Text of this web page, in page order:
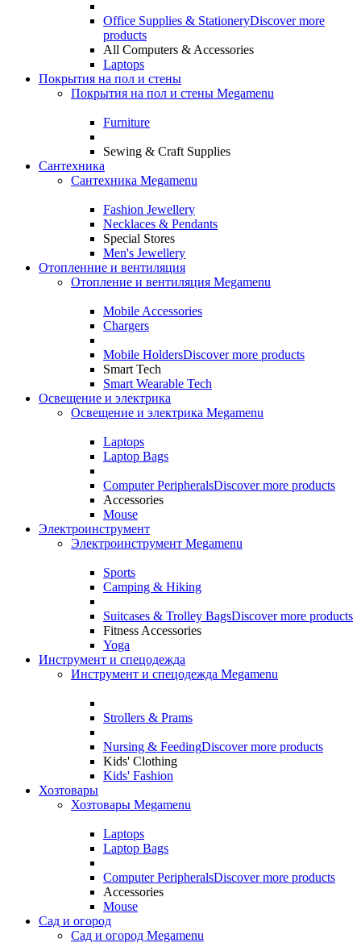
Office Supplies & StationeryDiscover more
products
All Computers & Accessories
Laptops
Покрытия на пол и стены
Покрытия на пол и стены Megamenu
Furniture
Sewing & Craft Supplies
Сантехника
Сантехника Megamenu
Fashion Jewellery
Necklaces & Pendants
Special Stores
Men's Jewellery
Отопленние и вентиляция
Отопление и вентиляция Megamenu
Mobile Accessories
Chargers
Mobile HoldersDiscover more products
Smart Tech
Smart Wearable Tech
Освещение и электрика
Освещение и электрика Megamenu
Laptops
Laptop Bags
Computer PeripheralsDiscover more products
Accessories
Mouse
Электроинструмент
Электроинструмент Megamenu
Sports
Camping & Hiking
Suitcases & Trolley BagsDiscover more products
Fitness Accessories
Yoga
Инструмент и спецодежда
Инструмент и спецодежда Megamenu
Strollers & Prams
Nursing & FeedingDiscover more products
Kids' Clothing
Kids' Fashion
Хозтовары
Хозтовары Megamenu
Laptops
Laptop Bags
Computer PeripheralsDiscover more products
Accessories
Mouse
Сад и огород
Сад и огород Megamenu